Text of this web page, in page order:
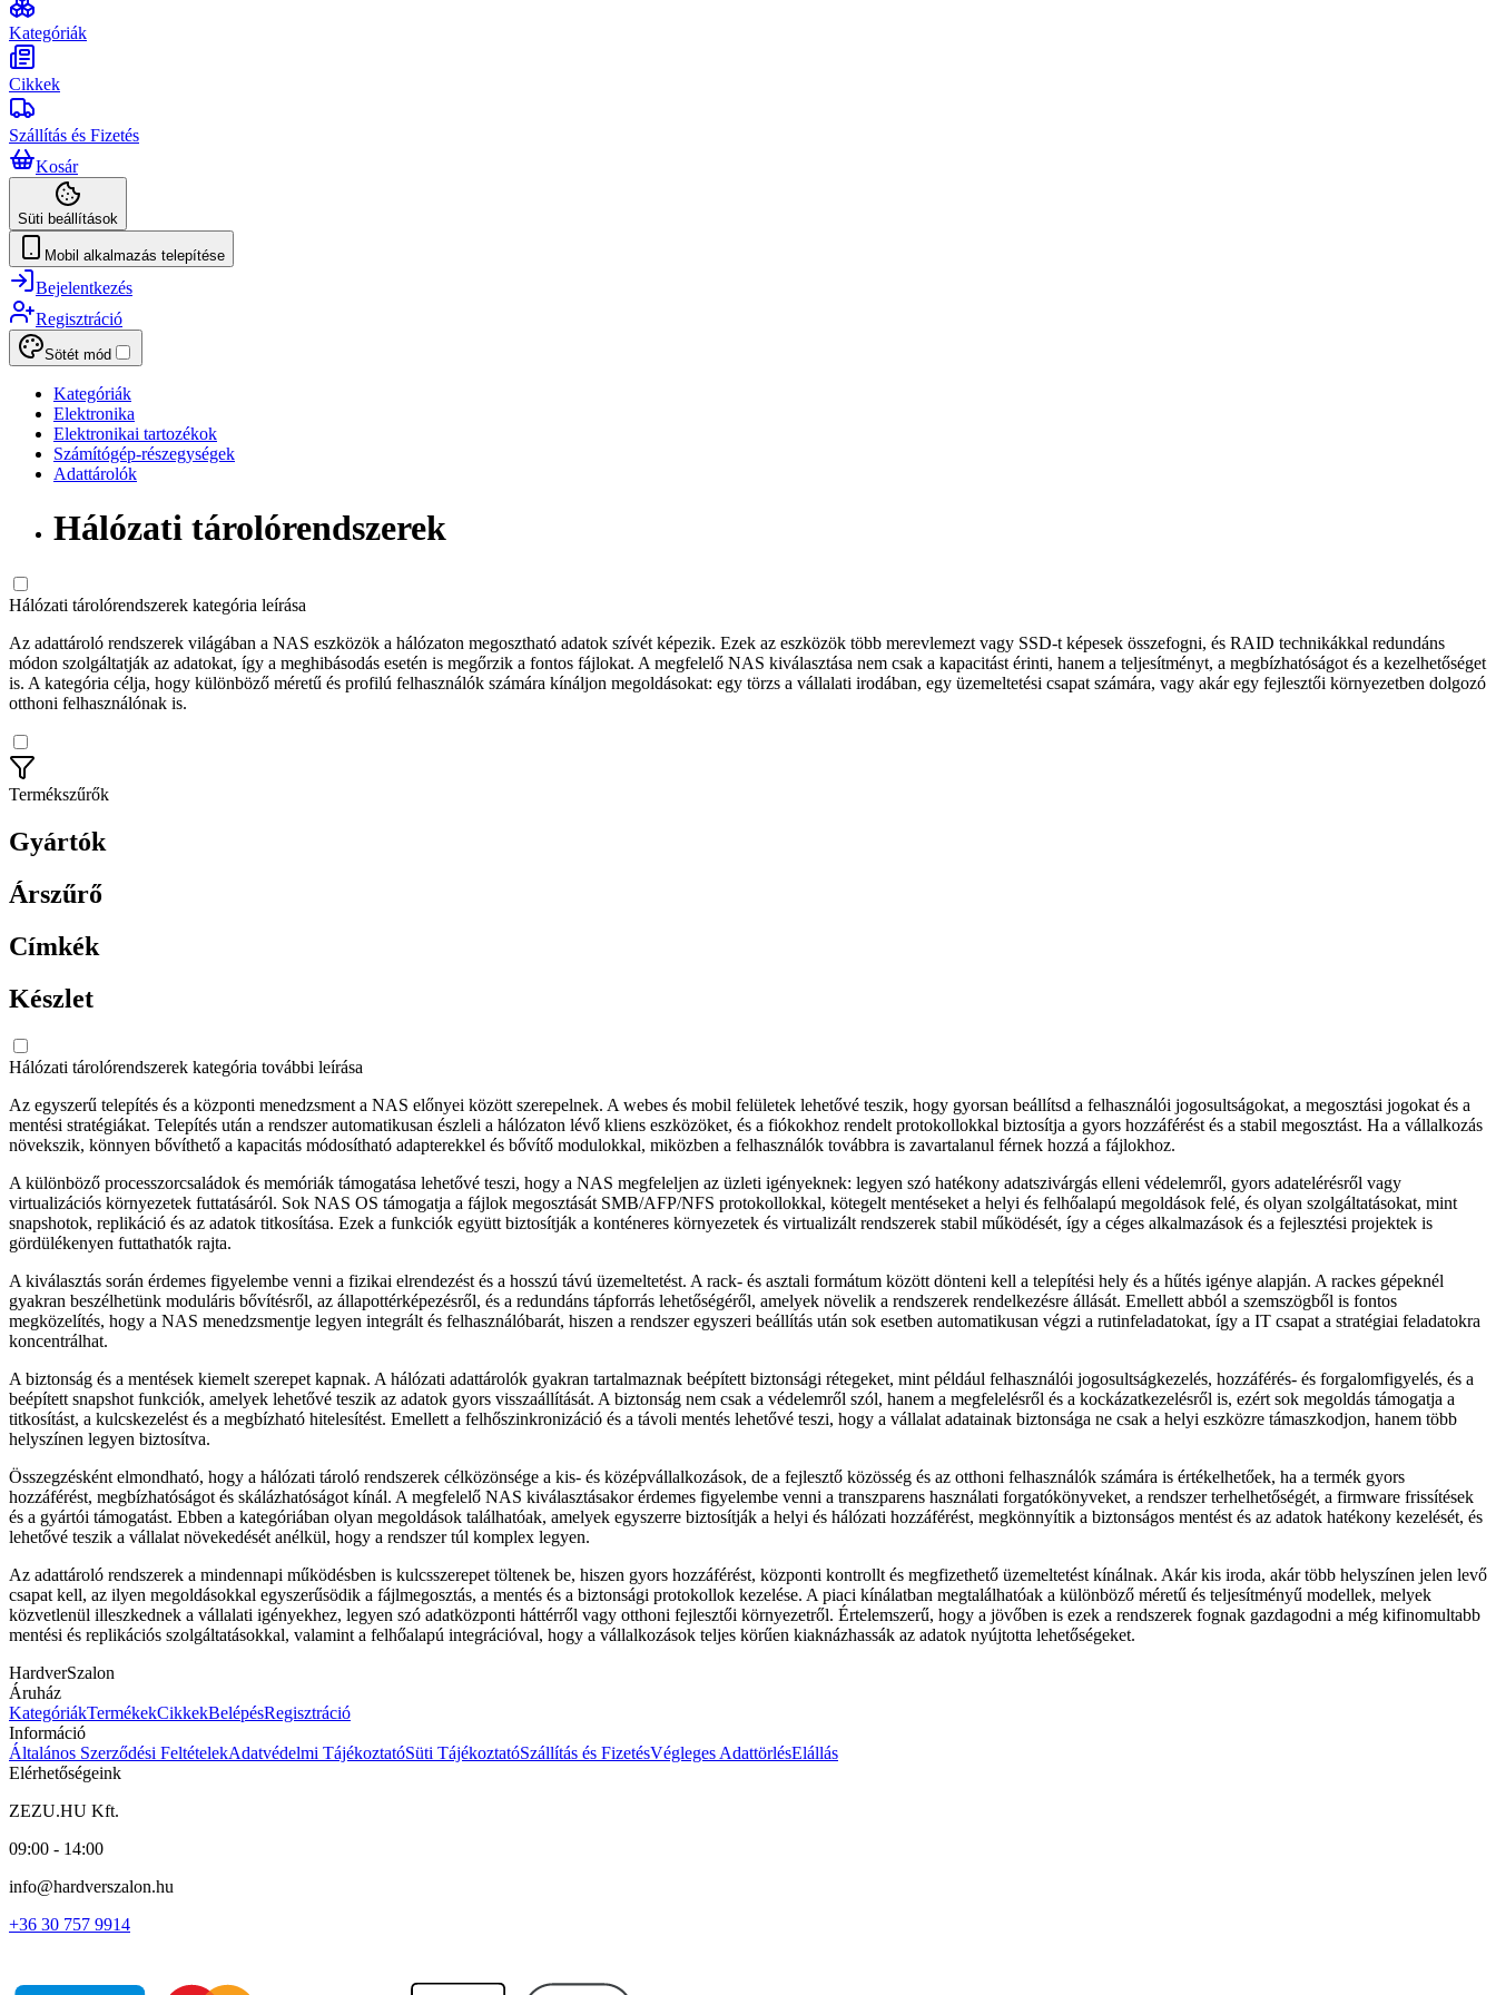
Kategóriák
Cikkek
Szállítás és Fizetés
Kosár
Süti beállítások
Mobil alkalmazás telepítése
Bejelentkezés
Regisztráció
Sötét mód
Kategóriák
Elektronika
Elektronikai tartozékok
Számítógép-részegységek
Adattárolók
Hálózati tárolórendszerek
Hálózati tárolórendszerek kategória leírása
Az adattároló rendszerek világában a NAS eszközök a hálózaton megosztható adatok szívét képezik. Ezek az eszközök több merevlemezt vagy SSD-t képesek összefogni, és RAID technikákkal redundáns
módon szolgáltatják az adatokat, így a meghibásodás esetén is megőrzik a fontos fájlokat. A megfelelő NAS kiválasztása nem csak a kapacitást érinti, hanem a teljesítményt, a megbízhatóságot és a kezelhetőséget
is. A kategória célja, hogy különböző méretű és profilú felhasználók számára kínáljon megoldásokat: egy törzs a vállalati irodában, egy üzemeltetési csapat számára, vagy akár egy fejlesztői környezetben dolgozó
otthoni felhasználónak is.
Termékszűrők
Gyártók
Árszűrő
Címkék
Készlet
Hálózati tárolórendszerek kategória további leírása
Az egyszerű telepítés és a központi menedzsment a NAS előnyei között szerepelnek. A webes és mobil felületek lehetővé teszik, hogy gyorsan beállítsd a felhasználói jogosultságokat, a megosztási jogokat és a
mentési stratégiákat. Telepítés után a rendszer automatikusan észleli a hálózaton lévő kliens eszközöket, és a fiókokhoz rendelt protokollokkal biztosítja a gyors hozzáférést és a stabil megosztást. Ha a vállalkozás
növekszik, könnyen bővíthető a kapacitás módosítható adapterekkel és bővítő modulokkal, miközben a felhasználók továbbra is zavartalanul férnek hozzá a fájlokhoz.
A különböző processzorcsaládok és memóriák támogatása lehetővé teszi, hogy a NAS megfeleljen az üzleti igényeknek: legyen szó hatékony adatszivárgás elleni védelemről, gyors adatelérésről vagy
virtualizációs környezetek futtatásáról. Sok NAS OS támogatja a fájlok megosztását SMB/AFP/NFS protokollokkal, kötegelt mentéseket a helyi és felhőalapú megoldások felé, és olyan szolgáltatásokat, mint
snapshotok, replikáció és az adatok titkosítása. Ezek a funkciók együtt biztosítják a konténeres környezetek és virtualizált rendszerek stabil működését, így a céges alkalmazások és a fejlesztési projektek is
gördülékenyen futtathatók rajta.
A kiválasztás során érdemes figyelembe venni a fizikai elrendezést és a hosszú távú üzemeltetést. A rack- és asztali formátum között dönteni kell a telepítési hely és a hűtés igénye alapján. A rackes gépeknél
gyakran beszélhetünk moduláris bővítésről, az állapottérképezésről, és a redundáns tápforrás lehetőségéről, amelyek növelik a rendszerek rendelkezésre állását. Emellett abból a szemszögből is fontos
megközelítés, hogy a NAS menedzsmentje legyen integrált és felhasználóbarát, hiszen a rendszer egyszeri beállítás után sok esetben automatikusan végzi a rutinfeladatokat, így a IT csapat a stratégiai feladatokra
koncentrálhat.
A biztonság és a mentések kiemelt szerepet kapnak. A hálózati adattárolók gyakran tartalmaznak beépített biztonsági rétegeket, mint például felhasználói jogosultságkezelés, hozzáférés- és forgalomfigyelés, és a
beépített snapshot funkciók, amelyek lehetővé teszik az adatok gyors visszaállítását. A biztonság nem csak a védelemről szól, hanem a megfelelésről és a kockázatkezelésről is, ezért sok megoldás támogatja a
titkosítást, a kulcskezelést és a megbízható hitelesítést. Emellett a felhőszinkronizáció és a távoli mentés lehetővé teszi, hogy a vállalat adatainak biztonsága ne csak a helyi eszközre támaszkodjon, hanem több
helyszínen legyen biztosítva.
Összegzésként elmondható, hogy a hálózati tároló rendszerek célközönsége a kis- és középvállalkozások, de a fejlesztő közösség és az otthoni felhasználók számára is értékelhetőek, ha a termék gyors
hozzáférést, megbízhatóságot és skálázhatóságot kínál. A megfelelő NAS kiválasztásakor érdemes figyelembe venni a transzparens használati forgatókönyveket, a rendszer terhelhetőségét, a firmware frissítések
és a gyártói támogatást. Ebben a kategóriában olyan megoldások találhatóak, amelyek egyszerre biztosítják a helyi és hálózati hozzáférést, megkönnyítik a biztonságos mentést és az adatok hatékony kezelését, és
lehetővé teszik a vállalat növekedését anélkül, hogy a rendszer túl komplex legyen.
Az adattároló rendszerek a mindennapi működésben is kulcsszerepet töltenek be, hiszen gyors hozzáférést, központi kontrollt és megfizethető üzemeltetést kínálnak. Akár kis iroda, akár több helyszínen jelen levő
csapat kell, az ilyen megoldásokkal egyszerűsödik a fájlmegosztás, a mentés és a biztonsági protokollok kezelése. A piaci kínálatban megtalálhatóak a különböző méretű és teljesítményű modellek, melyek
közvetlenül illeszkednek a vállalati igényekhez, legyen szó adatközponti háttérről vagy otthoni fejlesztői környezetről. Értelemszerű, hogy a jövőben is ezek a rendszerek fognak gazdagodni a még kifinomultabb
mentési és replikációs szolgáltatásokkal, valamint a felhőalapú integrációval, hogy a vállalkozások teljes körűen kiaknázhassák az adatok nyújtotta lehetőségeket.
HardverSzalon
Áruház
KategóriákTermékekCikkekBelépésRegisztráció
Információ
Általános Szerződési FeltételekAdatvédelmi TájékoztatóSüti TájékoztatóSzállítás és FizetésVégleges AdattörlésElállás
Elérhetőségeink
ZEZU.HU Kft.
09:00 - 14:00
info@hardverszalon.hu
+36 30 757 9914